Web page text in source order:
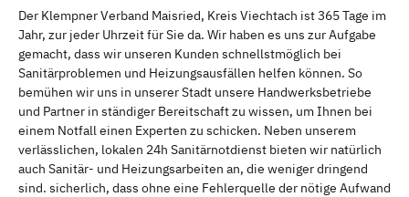
Der Klempner Verband Maisried, Kreis Viechtach ist 365 Tage im
Jahr, zur jeder Uhrzeit für Sie da. Wir haben es uns zur Aufgabe
gemacht, dass wir unseren Kunden schnellstmöglich bei
Sanitärproblemen und Heizungsausfällen helfen können. So
bemühen wir uns in unserer Stadt unsere Handwerksbetriebe
und Partner in ständiger Bereitschaft zu wissen, um Ihnen bei
einem Notfall einen Experten zu schicken. Neben unserem
verlässlichen, lokalen 24h Sanitärnotdienst bieten wir natürlich
auch Sanitär- und Heizungsarbeiten an, die weniger dringend
sind. sicherlich, dass ohne eine Fehlerquelle der nötige Aufwand